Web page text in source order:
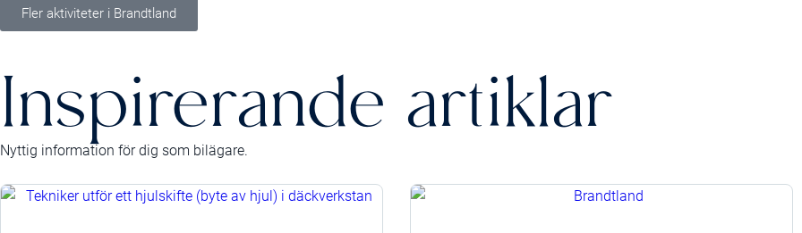
Fler aktiviteter i Brandtland
Inspirerande artiklar
Nyttig information för dig som bilägare.